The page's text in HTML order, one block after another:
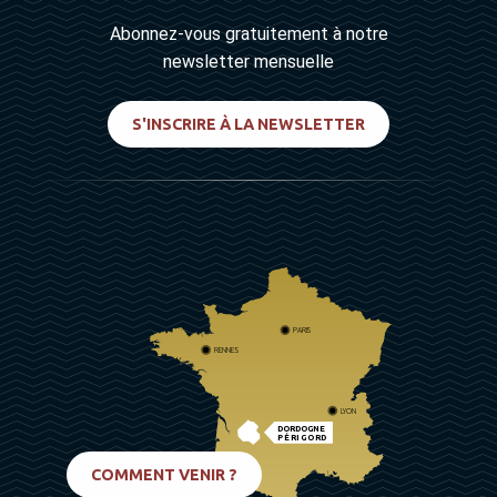
Abonnez-vous gratuitement à notre
newsletter mensuelle
S'INSCRIRE À LA NEWSLETTER
DORDOGNE
PÉRIGORD
PARIS
RENNES
LYON
COMMENT VENIR ?